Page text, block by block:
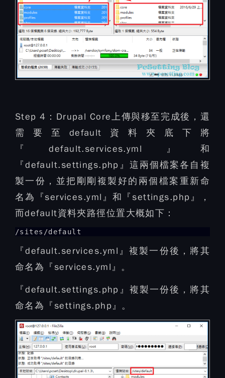
Step 4： Drupal Core上傳與移至完成後，還
需要至default資料夾底下將
『default.services.yml』和
『default.settings.php』這兩個檔案各自複
製一份，並把剛剛複製好的兩個檔案重新命
名為『services.yml』和『settings.php』，
而default資料夾路徑位置大概如下：
/sites/default
『default.services.yml』複製一份後，將其
命名為『services.yml』。
『default.settings.php』複製一份後，將其
命名為『settings.php』。